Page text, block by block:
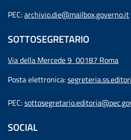
PEC:archivio.die@mailbox.governo.it
SOTTOSEGRETARIO
Via della Mercede 9 00187 Roma
Posta elettronica:
PEC:
SOCIAL